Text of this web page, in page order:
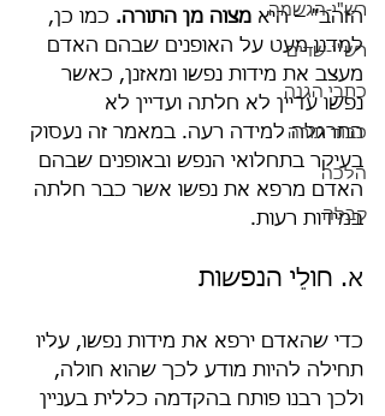
רש"י-הגשמה
רש"י-שדים
כתבי הגנה
כבוד תורה
הלכה
קבלה
הזהב" – היא מצוה מן התורה. כמו כן,
למדנו מעט על האופנים שבהם האדם
מעצב את מידות נפשו ומאזנן, כאשר
נפשו עדיין לא חלתה ועדיין לא
התרגלה למידה רעה. במאמר זה נעסוק
בעיקר בתחלואי הנפש ובאופנים שבהם
האדם מרפא את נפשו אשר כבר חלתה
במידות רעות.
א. חולֵי הנפשות
כדי שהאדם ירפא את מידות נפשו, עליו
תחילה להיות מודע לכך שהוא חולה,
ולכן רבנו פותח בהקדמה כללית בעניין